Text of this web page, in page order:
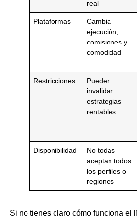
real
Plataformas
Cambia
ejecución,
comisiones y
comodidad
Restricciones
Pueden
invalidar
estrategias
rentables
Disponibilidad
No todas
aceptan todos
los perfiles o
regiones
Si no tienes claro cómo funciona el